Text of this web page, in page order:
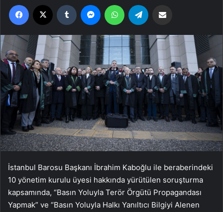
Facebook Tumblr MessengerWhatsApp
İstanbul Barosu Başkanı İbrahim Kaboğlu ile beraberindeki
10 yönetim kurulu üyesi hakkında yürütülen soruşturma
kapsamında, “Basın Yoluyla Terör Örgütü Propagandası
Yapmak” ve “Basın Yoluyla Halkı Yanıltıcı Bilgiyi Alenen